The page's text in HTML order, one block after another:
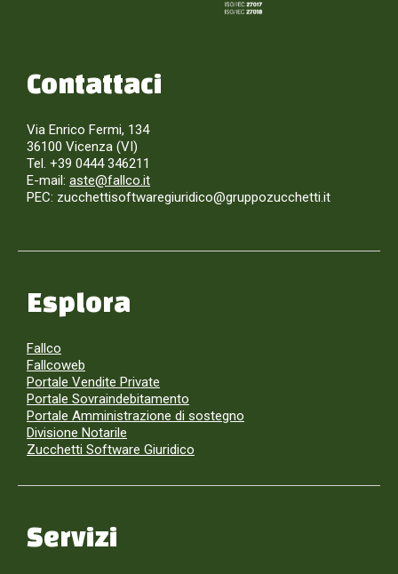
Contattaci
Via Enrico Fermi, 134
36100 Vicenza (VI)
Tel. +39 0444 346211
E-mail: aste@fallco.it
PEC: zucchettisoftwaregiuridico@gruppozucchetti.it
Esplora
Fallco
Fallcoweb
Portale Vendite Private
Portale Sovraindebitamento
Portale Amministrazione di sostegno
Divisione Notarile
Zucchetti Software Giuridico
Servizi